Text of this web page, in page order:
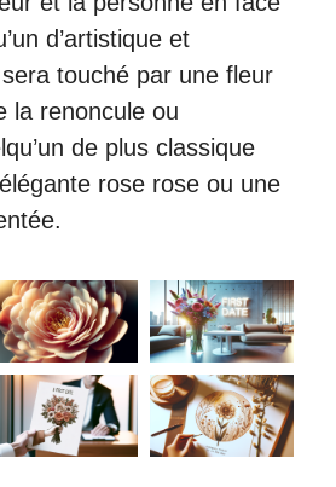
d’artistique et
touché par une fleur
la renoncule ou
de plus classique
rose rose ou une